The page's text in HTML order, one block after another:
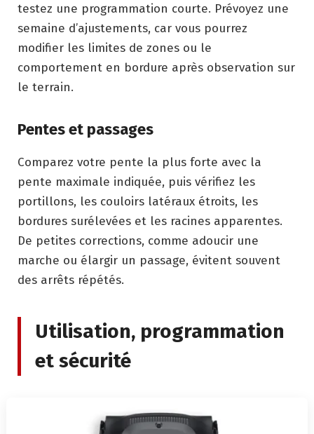
testez une programmation courte. Prévoyez une
semaine d’ajustements, car vous pourrez
modifier les limites de zones ou le
comportement en bordure après observation sur
le terrain.
Pentes et passages
Comparez votre pente la plus forte avec la
pente maximale indiquée, puis vérifiez les
portillons, les couloirs latéraux étroits, les
bordures surélevées et les racines apparentes.
De petites corrections, comme adoucir une
marche ou élargir un passage, évitent souvent
des arrêts répétés.
Utilisation, programmation
et sécurité